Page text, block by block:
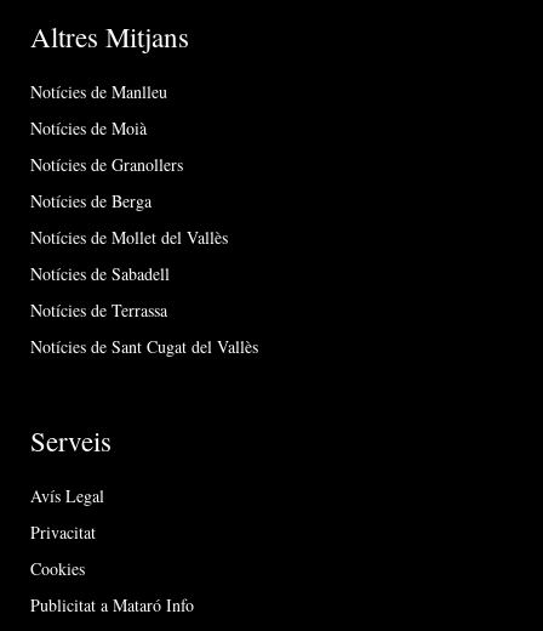
Altres Mitjans
Notícies de Manlleu
Notícies de Moià
Notícies de Granollers
Notícies de Berga
Notícies de Mollet del Vallès
Notícies de Sabadell
Notícies de Terrassa
Notícies de Sant Cugat del Vallès
Serveis
Avís Legal
Privacitat
Cookies
Publicitat a Mataró Info